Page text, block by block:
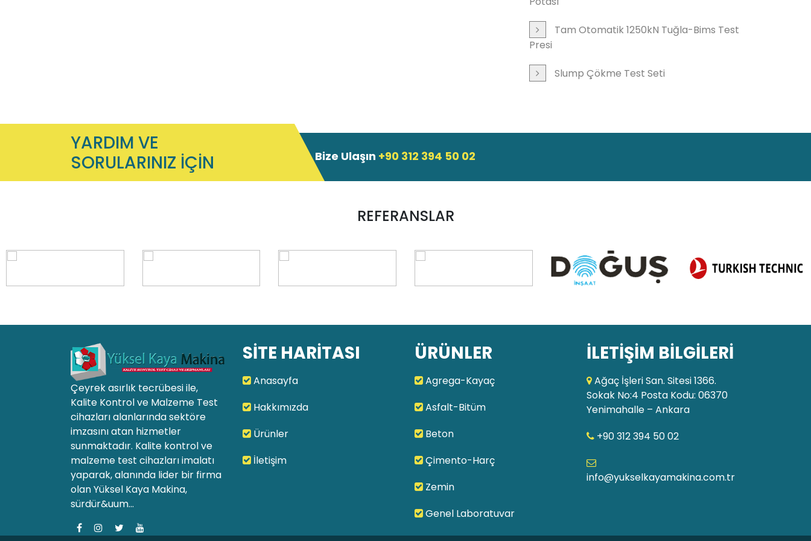
Tam Otomatik 1250kN Tuğla-Bims Test
Presi
Slump Çökme Test Seti
YARDIM VE
SORULARINIZ İÇİN
Bize Ulaşın +90 312 394 50 02
REFERANSLAR
Çeyrek asırlık tecrübesi ile,
Kalite Kontrol ve Malzeme Test
cihazları alanlarında sektöre
imzasını atan hizmetler
sunmaktadır. Kalite kontrol ve
malzeme test cihazları imalatı
yaparak, alanında lider bir firma
olan Yüksel Kaya Makina,
sürdür&uum...
SİTE HARİTASI
Anasayfa
Hakkımızda
Ürünler
İletişim
ÜRÜNLER
Agrega-Kayaç
Asfalt-Bitüm
Beton
Çimento-Harç
Zemin
Genel Laboratuvar
İLETİŞİM BİLGİLERİ
Ağaç İşleri San. Sitesi 1366.
Sokak No:4 Posta Kodu: 06370
Yenimahalle – Ankara
+90 312 394 50 02
info@yukselkayamakina.com.tr